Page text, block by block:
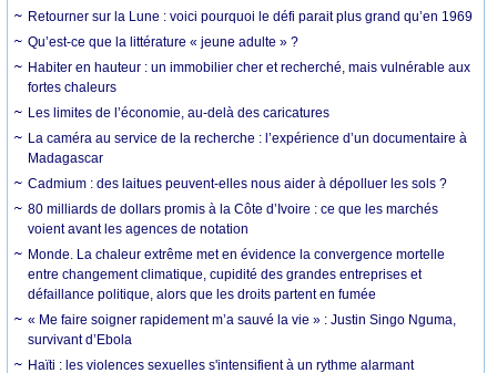
Retourner sur la Lune : voici pourquoi le défi parait plus grand qu’en 1969
Qu’est-ce que la littérature « jeune adulte » ?
Habiter en hauteur : un immobilier cher et recherché, mais vulnérable aux
fortes chaleurs
Les limites de l’économie, au-delà des caricatures
La caméra au service de la recherche : l’expérience d’un documentaire à
Madagascar
Cadmium : des laitues peuvent-elles nous aider à dépolluer les sols ?
80 milliards de dollars promis à la Côte d’Ivoire : ce que les marchés
voient avant les agences de notation
Monde. La chaleur extrême met en évidence la convergence mortelle
entre changement climatique, cupidité des grandes entreprises et
défaillance politique, alors que les droits partent en fumée
« Me faire soigner rapidement m’a sauvé la vie » : Justin Singo Nguma,
survivant d’Ebola
Haïti : les violences sexuelles s'intensifient à un rythme alarmant